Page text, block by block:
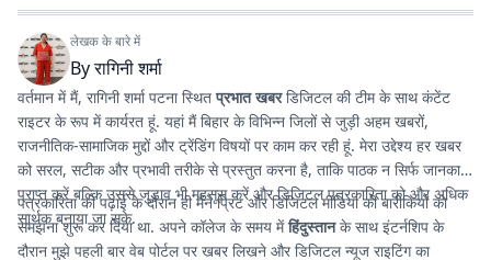
लेखक के बारे में
Byरागिनी शर्मा
वर्तमान में मैं, रागिनी शर्मा पटना स्थितप्रभात खबरडिजिटल की टीम के साथ कंटेंट
राइटर के रूप में कार्यरत हूं. यहां मैं बिहार के विभिन्न जिलों से जुड़ी अहम खबरों,
राजनीतिक-सामाजिक मुद्दों और ट्रेंडिंग विषयों पर काम कर रही हूं. मेरा उद्देश्य हर खबर
को सरल, सटीक और प्रभावी तरीके से प्रस्तुत करना है, ताकि पाठक न सिर्फ जानकारी
प्राप्त करें बल्कि उससे जुड़ाव भी महसूस करें और डिजिटल पत्रकारिता को और अधिक
सार्थक बनाया जा सके.
पत्रकारिता की पढ़ाई के दौरान ही मैंने प्रिंट और डिजिटल मीडिया की बारीकियों को
समझना शुरू कर दिया था. अपने कॉलेज के समय मेंहिंदुस्तानके साथ इंटर्नशिप के
दौरान मुझे पहली बार वेब पोर्टल पर खबर लिखने और डिजिटल न्यूज राइटिंग का